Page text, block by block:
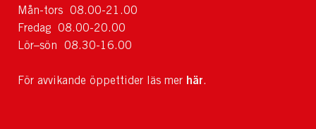
Mån-tors 08.00-21.00
Fredag 08.00-20.00
Lör–sön 08.30-16.00
För avvikande öppettider läs mer här.